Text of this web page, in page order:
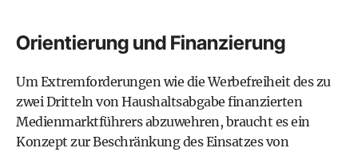
Orientierung und Finanzierung
Um Extremforderungen wie die Werbefreiheit des zu
zwei Dritteln von Haushaltsabgabe finanzierten
Medienmarktführers abzuwehren, braucht es ein
Konzept zur Beschränkung des Einsatzes von